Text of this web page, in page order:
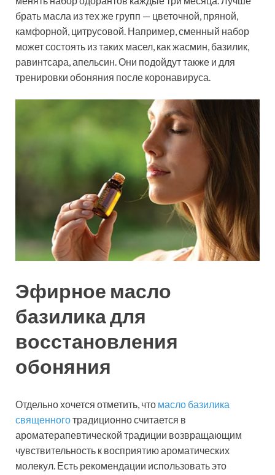
брать масла из тех же групп — цветочной, пряной,
камфорной, цитрусовой. Например, сменный набор
может состоять из таких масел, как жасмин, базилик,
равинтсара, апельсин. Они подойдут также и для
тренировки обоняния после коронавируса.
Эфирное масло
базилика для
восстановления
обоняния
Отдельно хочется отметить, что масло базилика
священноготрадиционно считается в
ароматерапевтической традиции возвращающим
чувствительность к восприятию ароматических
молекул. Есть рекомендации использовать это